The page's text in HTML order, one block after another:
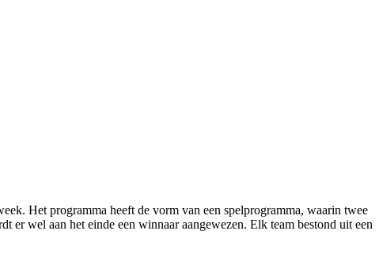
Het programma heeft de vorm van een spelprogramma, waarin twee
wel aan het einde een winnaar aangewezen. Elk team bestond uit een